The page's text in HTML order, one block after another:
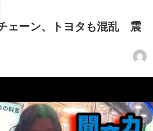
ェーン、トヨタも混乱 震